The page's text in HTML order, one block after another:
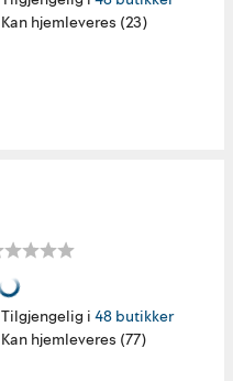
Kan hjemleveres (23)
Tilgjengelig i 48 butikker
Kan hjemleveres (77)